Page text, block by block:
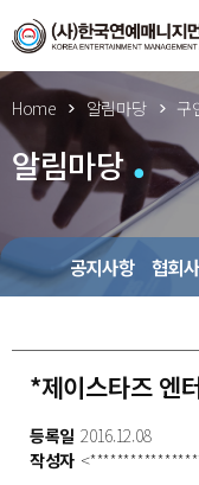
Home 알림마당 구
알림마당
공지사항 협회
*제이스타즈 엔
등록일 2016.12.08
작성자